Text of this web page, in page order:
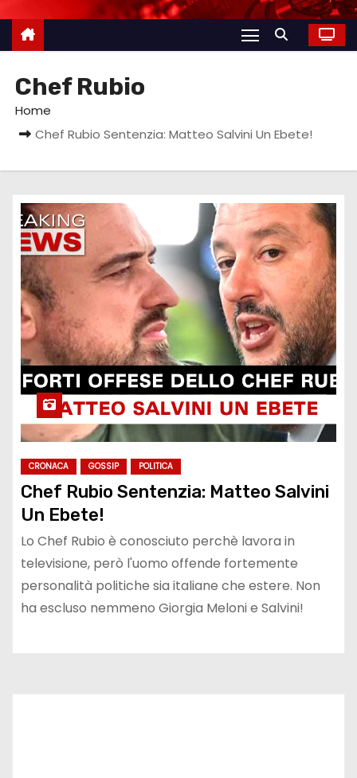
Chef Rubio
Home
Chef Rubio Sentenzia: Matteo Salvini Un Ebete!
CRONACA GOSSIP POLITICA
Chef Rubio Sentenzia: Matteo Salvini
Un Ebete!
Lo Chef Rubio è conosciuto perchè lavora in
televisione, però l'uomo offende fortemente
personalità politiche sia italiane che estere. Non
ha escluso nemmeno Giorgia Meloni e Salvini!